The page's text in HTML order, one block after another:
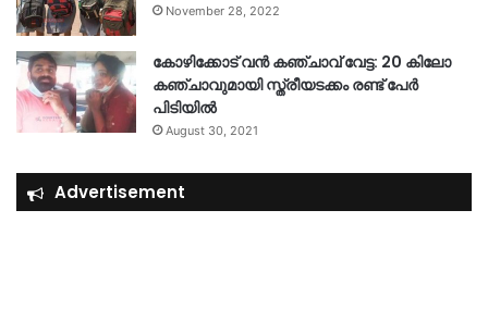
November 28, 2022
കോഴിക്കോട് വൻ കഞ്ചാവ് വേട്ട: 20 കിലോ
കഞ്ചാവുമായി സ്ത്രീയടക്കം രണ്ട് പേർ
പിടിയിൽ
August 30, 2021
Advertisement